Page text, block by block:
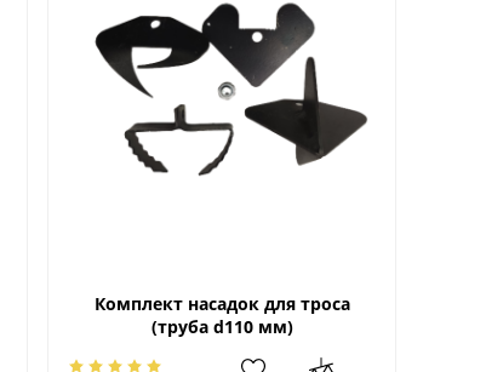
Комплект насадок для троса
(труба d110 мм)